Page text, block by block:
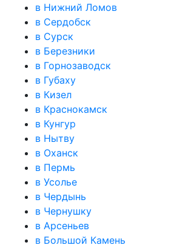
в Нижний Ломов
в Сердобск
в Сурск
в Березники
в Горнозаводск
в Губаху
в Кизел
в Краснокамск
в Кунгур
в Нытву
в Оханск
в Пермь
в Усолье
в Чердынь
в Чернушку
в Арсеньев
в Большой Камень